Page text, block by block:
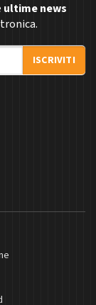
ultime news
ISCRIVITI